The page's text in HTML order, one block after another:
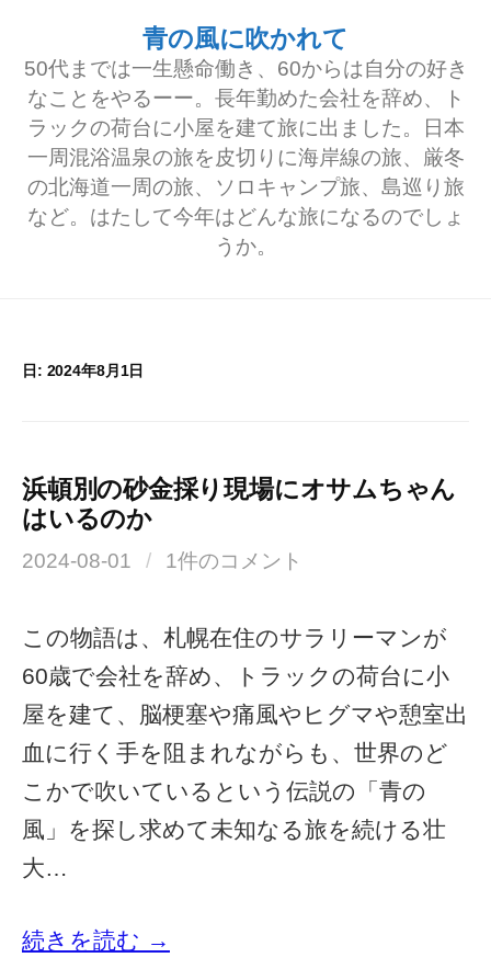
青の風に吹かれて
50代までは一生懸命働き、60からは自分の好き
なことをやるーー。長年勤めた会社を辞め、ト
ラックの荷台に小屋を建て旅に出ました。日本
一周混浴温泉の旅を皮切りに海岸線の旅、厳冬
の北海道一周の旅、ソロキャンプ旅、島巡り旅
など。はたして今年はどんな旅になるのでしょ
うか。
日: 2024年8月1日
浜頓別の砂金採り現場にオサムちゃん
はいるのか
2024-08-01 / 1件のコメント
この物語は、札幌在住のサラリーマンが
60歳で会社を辞め、トラックの荷台に小
屋を建て、脳梗塞や痛風やヒグマや憩室出
血に行く手を阻まれながらも、世界のど
こかで吹いているという伝説の「青の
風」を探し求めて未知なる旅を続ける壮
大…
続きを読む →